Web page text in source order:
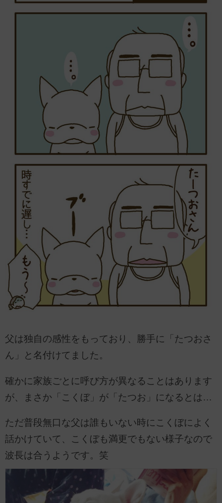
父は独自の感性をもっており、勝手に「たつおさ
ん」と名付けてました。
確かに家族ごとに呼び方が異なることはあります
が、まさか「こくぼ」が「たつお」になるとは…
ただ普段無口な父は誰もいない時にこくぼによく
話かけていて、こくぼも満更でもない様子なので
波長は合うようです。笑